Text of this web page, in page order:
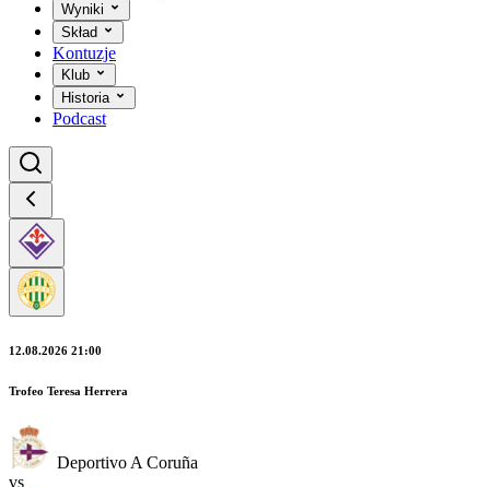
Wyniki
Skład
Kontuzje
Klub
Historia
Podcast
12.08.2026 21:00
Trofeo Teresa Herrera
Deportivo A Coruña
vs